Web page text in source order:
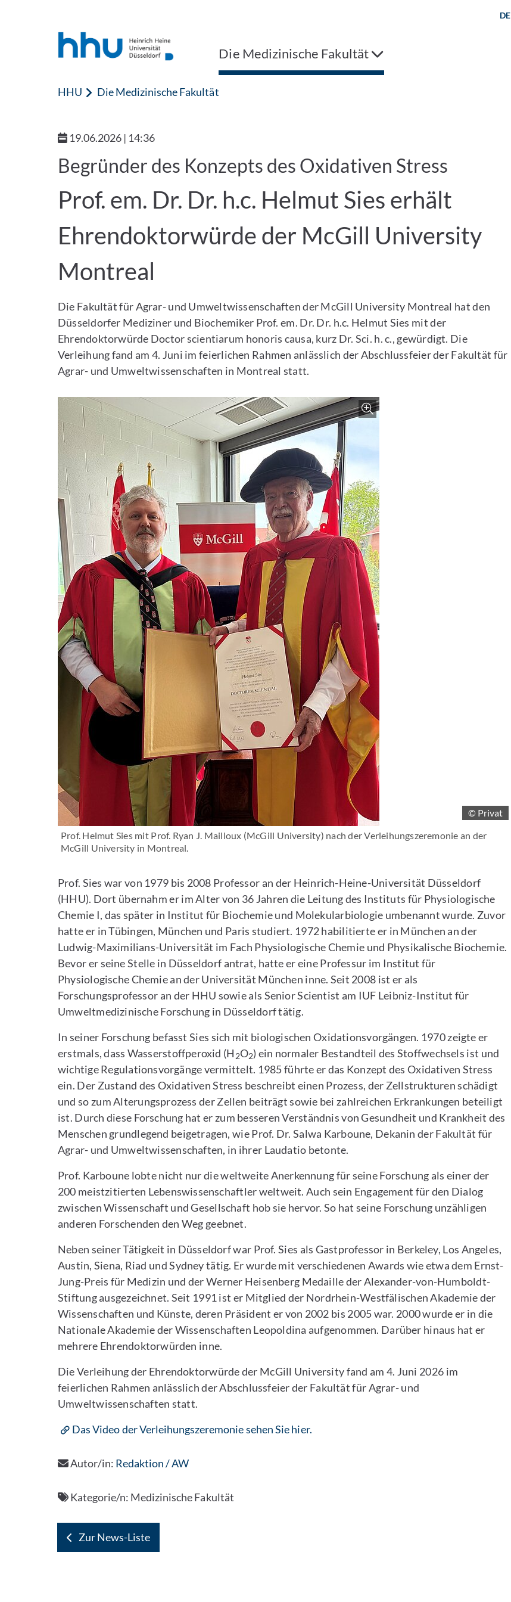
DE
Die Medizinische Fakultät
HHU Die Medizinische Fakultät
19.06.2026 | 14:36
Begründer des Konzepts des Oxidativen Stress
Prof. em. Dr. Dr. h.c. Helmut Sies erhält
Ehrendoktorwürde der McGill University
Montreal
Die Fakultät für Agrar- und Umweltwissenschaften der McGill University Montreal hat den
Düsseldorfer Mediziner und Biochemiker Prof. em. Dr. Dr. h.c. Helmut Sies mit der
Ehrendoktorwürde Doctor scientiarum honoris causa, kurz Dr. Sci. h. c., gewürdigt. Die
Verleihung fand am 4. Juni im feierlichen Rahmen anlässlich der Abschlussfeier der Fakultät für
Agrar- und Umweltwissenschaften in Montreal statt.
Zoom
© Privat
Prof. Helmut Sies mit Prof. Ryan J. Mailloux (McGill University) nach der Verleihungszeremonie an der
McGill University in Montreal.
Prof. Sies war von 1979 bis 2008 Professor an der Heinrich-Heine-Universität Düsseldorf
(HHU). Dort übernahm er im Alter von 36 Jahren die Leitung des Instituts für Physiologische
Chemie I, das später in Institut für Biochemie und Molekularbiologie umbenannt wurde. Zuvor
hatte er in Tübingen, München und Paris studiert. 1972 habilitierte er in München an der
Ludwig-Maximilians-Universität im Fach Physiologische Chemie und Physikalische Biochemie.
Bevor er seine Stelle in Düsseldorf antrat, hatte er eine Professur im Institut für
Physiologische Chemie an der Universität München inne. Seit 2008 ist er als
Forschungsprofessor an der HHU sowie als Senior Scientist am IUF Leibniz-Institut für
Umweltmedizinische Forschung in Düsseldorf tätig.
In seiner Forschung befasst Sies sich mit biologischen Oxidationsvorgängen. 1970 zeigte er
erstmals, dass Wasserstoffperoxid (H2O2) ein normaler Bestandteil des Stoffwechsels ist und
wichtige Regulationsvorgänge vermittelt. 1985 führte er das Konzept des Oxidativen Stress
ein. Der Zustand des Oxidativen Stress beschreibt einen Prozess, der Zellstrukturen schädigt
und so zum Alterungsprozess der Zellen beiträgt sowie bei zahlreichen Erkrankungen beteiligt
ist. Durch diese Forschung hat er zum besseren Verständnis von Gesundheit und Krankheit des
Menschen grundlegend beigetragen, wie Prof. Dr. Salwa Karboune, Dekanin der Fakultät für
Agrar- und Umweltwissenschaften, in ihrer Laudatio betonte.
Prof. Karboune lobte nicht nur die weltweite Anerkennung für seine Forschung als einer der
200 meistzitierten Lebenswissenschaftler weltweit. Auch sein Engagement für den Dialog
zwischen Wissenschaft und Gesellschaft hob sie hervor. So hat seine Forschung unzähligen
anderen Forschenden den Weg geebnet.
Neben seiner Tätigkeit in Düsseldorf war Prof. Sies als Gastprofessor in Berkeley, Los Angeles,
Austin, Siena, Riad und Sydney tätig. Er wurde mit verschiedenen Awards wie etwa dem Ernst-
Jung-Preis für Medizin und der Werner Heisenberg Medaille der Alexander-von-Humboldt-
Stiftung ausgezeichnet. Seit 1991 ist er Mitglied der Nordrhein-Westfälischen Akademie der
Wissenschaften und Künste, deren Präsident er von 2002 bis 2005 war. 2000 wurde er in die
Nationale Akademie der Wissenschaften Leopoldina aufgenommen. Darüber hinaus hat er
mehrere Ehrendoktorwürden inne.
Die Verleihung der Ehrendoktorwürde der McGill University fand am 4. Juni 2026 im
feierlichen Rahmen anlässlich der Abschlussfeier der Fakultät für Agrar- und
Umweltwissenschaften statt.
Das Video der Verleihungszeremonie sehen Sie hier.
Autor/in: Redaktion / AW
Kategorie/n: Medizinische Fakultät
Zur News-Liste